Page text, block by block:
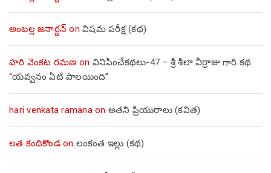
అంబల్ల జనార్దన్ on విషమ పరీక్ష (క‌థ‌)
హరి వెంకట రమణ on వినిపించేకథలు-47 – శ్రీ శీలా వీర్రాజు గారి కథ
“యవ్వనం ఏటి పాలయింది”
hari venkata ramanaon అతని ప్రియురాలు (కవిత)
లత కందికొండon లంకంత ఇల్లు (కథ)